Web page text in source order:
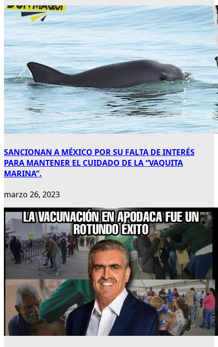
SANCIONAN A MÉXICO POR SU FALTA DE INTERÉS
PARA MANTENER EL CUIDADO DE LA “VAQUITA
MARINA”.
marzo 26, 2023